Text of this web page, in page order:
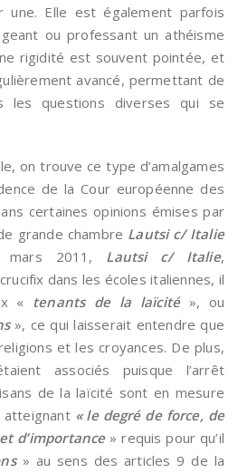
une. Elle est également parfois
ou professant un athéisme
rigidité est souvent pointée, et
avancé, permettant de
les questions diverses qui se
on trouve ce type d’amalgames
de la Cour européenne des
certaines opinions émises par
grande chambre Lautsi c/ Italie
mars 2011, Lautsi c/ Italie,
dans les écoles italiennes, il
« tenants de la laïcité», ou
», ce qui laisserait entendre que
et les croyances. De plus,
associés puisque l’arrêt
de la laïcité sont en mesure
atteignant « le degré de force, de
d’importance» requis pour qu’il
» au sens des articles 9 de la